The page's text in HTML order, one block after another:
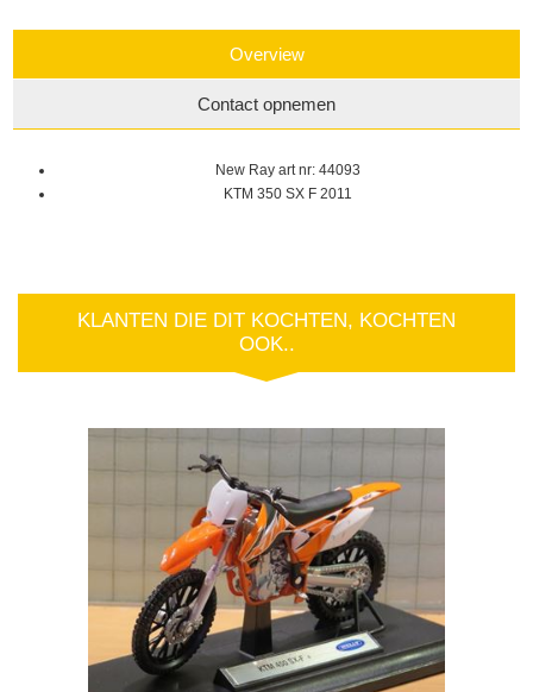
Overview
Contact opnemen
New Ray art nr: 44093
KTM 350 SX F 2011
KLANTEN DIE DIT KOCHTEN, KOCHTEN
OOK..